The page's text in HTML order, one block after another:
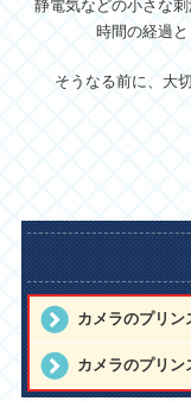
静電気などの小さな
時間の経過
そうなる前に、大
カメラのプリン
カメラのプリン